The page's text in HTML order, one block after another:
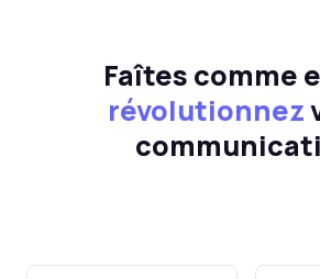
Faîtes comme
révolutionnez